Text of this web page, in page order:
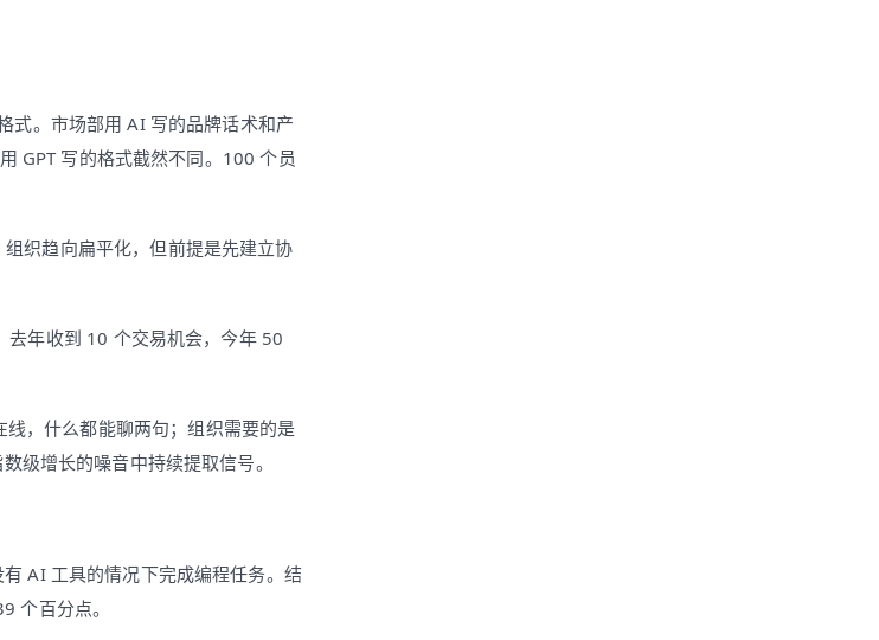
式。市场部用 AI 写的品牌话术和产
GPT 写的格式截然不同。100 个员
织趋向扁平化，但前提是先建立协
去年收到 10 个交易机会，今年 50
，什么都能聊两句；组织需要的是
级增长的噪音中持续提取信号。
AI 工具的情况下完成编程任务。结
个百分点。